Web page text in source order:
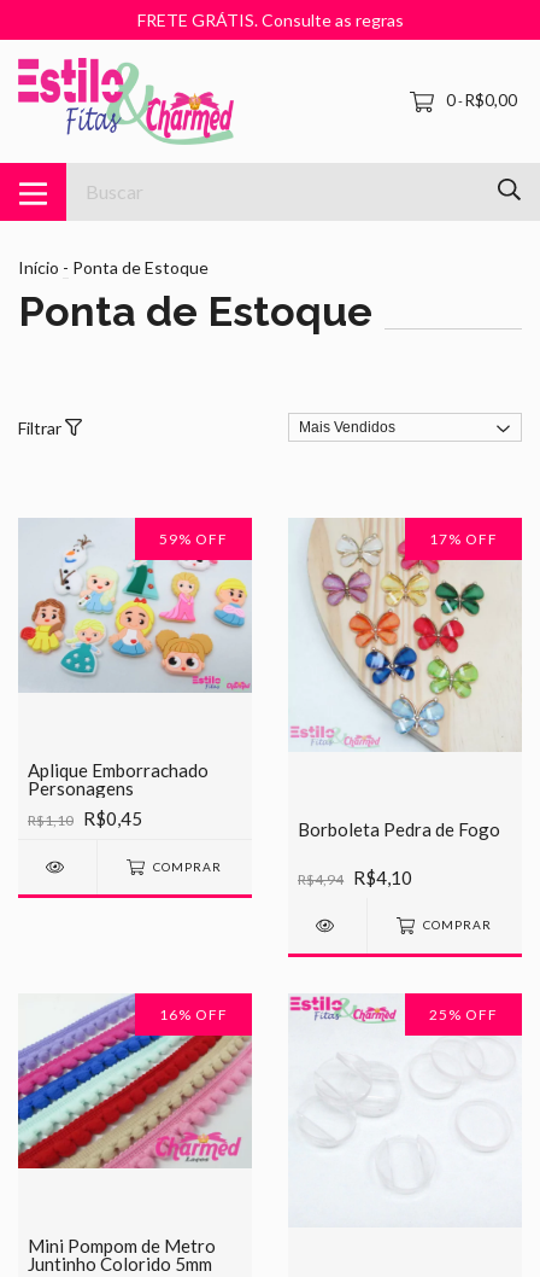
FRETE GRÁTIS. Consulte as regras
0-R$0,00
Início - Ponta de Estoque
Ponta de Estoque
Filtrar
59% OFF
Aplique Emborrachado
Personagens
R$1,10 R$0,45
COMPRAR
17% OFF
Borboleta Pedra de Fogo
R$4,94 R$4,10
COMPRAR
16% OFF
Mini Pompom de Metro
Juntinho Colorido 5mm
25 % OFF